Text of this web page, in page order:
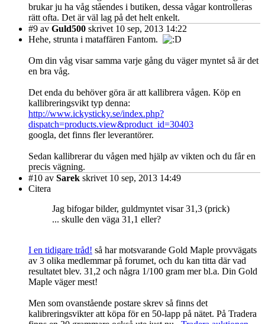
brukar ju ha våg ståendes i butiken, dessa vågar kontrolleras
rätt ofta. Det är väl lag på det helt enkelt.
#9 av Guld500 skrivet 10 sep, 2013 14:22
Hehe, strunta i mataffären Fantom.
Om din våg visar samma varje gång du väger myntet så är det
en bra våg.
Det enda du behöver göra är att kallibrera vågen. Köp en
kallibreringsvikt typ denna:
http://www.ickysticky.se/index.php?
dispatch=products.view&product_id=30403
googla, det finns fler leverantörer.
Sedan kallibrerar du vågen med hjälp av vikten och du får en
precis vägning.
#10 av Sarek skrivet 10 sep, 2013 14:49
Citera
Jag bifogar bilder, guldmyntet visar 31,3 (prick)
... skulle den väga 31,1 eller?
I en tidigare tråd! så har motsvarande Gold Maple provvägats
av 3 olika medlemmar på forumet, och du kan titta där vad
resultatet blev. 31,2 och några 1/100 gram mer bl.a. Din Gold
Maple väger mest!
Men som ovanstående postare skrev så finns det
kalibreringsvikter att köpa för en 50-lapp på nätet. På Tradera